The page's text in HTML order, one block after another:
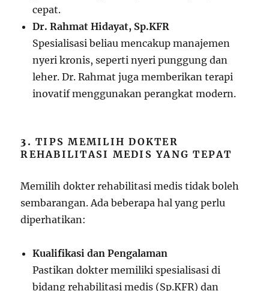
cepat.
Dr. Rahmat Hidayat, Sp.KFR
Spesialisasi beliau mencakup manajemen
nyeri kronis, seperti nyeri punggung dan
leher. Dr. Rahmat juga memberikan terapi
inovatif menggunakan perangkat modern.
3.TIPS MEMILIH DOKTER
REHABILITASI MEDIS YANG TEPAT
Memilih dokter rehabilitasi medis tidak boleh
sembarangan. Ada beberapa hal yang perlu
diperhatikan:
Kualifikasi dan Pengalaman
Pastikan dokter memiliki spesialisasi di
bidang rehabilitasi medis (Sp.KFR) dan